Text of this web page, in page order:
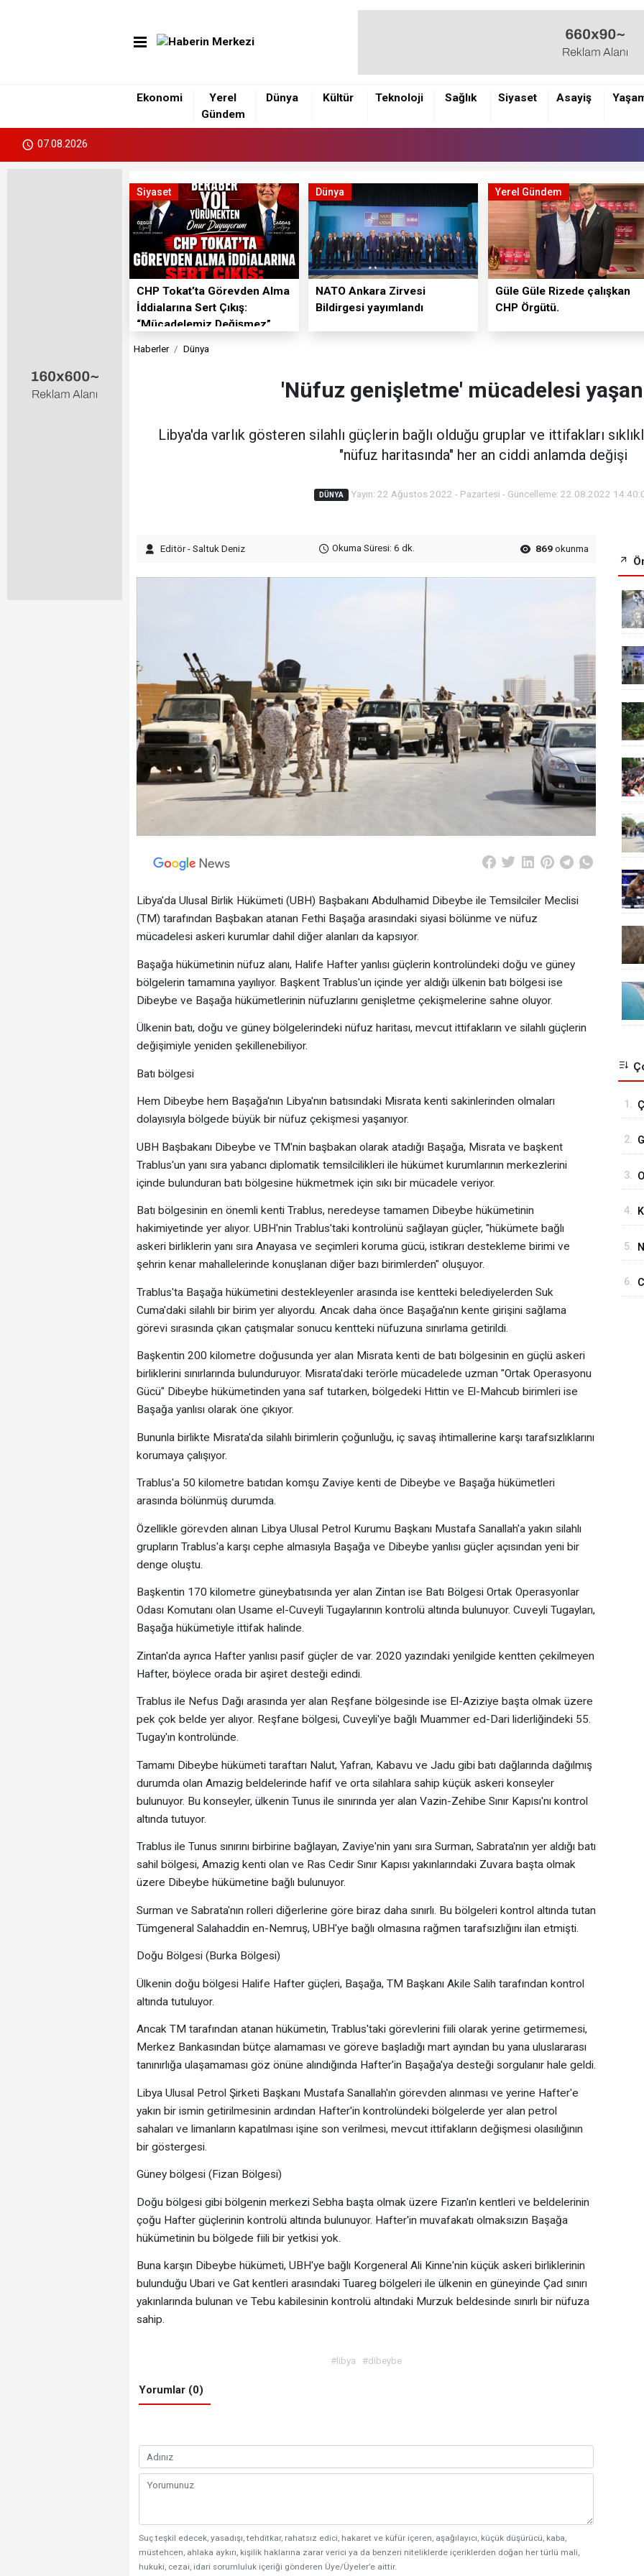
Ekonomi
Yerel
Gündem
Dünya Kültür Teknoloji Sağlık Siyaset Asayiş
07.08.2026
Siyaset
CHP Tokat’ta Görevden Alma
İddialarına Sert Çıkış:
“Mücadelemiz Değişmez”
Dünya
NATO Ankara Zirvesi
Bildirgesi yayımlandı
Yerel Gündem
Güle Güle Rizede çalışkan
CHP Örgütü.
Haberler Dünya
'Nüfuz genişletme' mücadelesi
Libya'da varlık gösteren silahlı güçlerin bağlı olduğu gruplar ve ittifakları
"nüfuz haritasında" her an ciddi anlamda değişi
DÜNYA Yayın: 22 Ağustos 2022 - Pazartesi - Güncelleme: 22.08.2022
Editör - Saltuk Deniz Okuma Süresi: 6 dk. 869okunma
Libya'da Ulusal Birlik Hükümeti (UBH) Başbakanı Abdulhamid Dibeybe ile Temsilciler Meclisi
(TM) tarafından Başbakan atanan Fethi Başağa arasındaki siyasi bölünme ve nüfuz
mücadelesi askeri kurumlar dahil diğer alanları da kapsıyor.
Başağa hükümetinin nüfuz alanı, Halife Hafter yanlısı güçlerin kontrolündeki doğu ve güney
bölgelerin tamamına yayılıyor. Başkent Trablus'un içinde yer aldığı ülkenin batı bölgesi ise
Dibeybe ve Başağa hükümetlerinin nüfuzlarını genişletme çekişmelerine sahne oluyor.
Ülkenin batı, doğu ve güney bölgelerindeki nüfuz haritası, mevcut ittifakların ve silahlı güçlerin
değişimiyle yeniden şekillenebiliyor.
Batı bölgesi
Hem Dibeybe hem Başağa'nın Libya'nın batısındaki Misrata kenti sakinlerinden olmaları
dolayısıyla bölgede büyük bir nüfuz çekişmesi yaşanıyor.
UBH Başbakanı Dibeybe ve TM'nin başbakan olarak atadığı Başağa, Misrata ve başkent
Trablus'un yanı sıra yabancı diplomatik temsilcilikleri ile hükümet kurumlarının merkezlerini
içinde bulunduran batı bölgesine hükmetmek için sıkı bir mücadele veriyor.
Batı bölgesinin en önemli kenti Trablus, neredeyse tamamen Dibeybe hükümetinin
hakimiyetinde yer alıyor. UBH'nin Trablus'taki kontrolünü sağlayan güçler, "hükümete bağlı
askeri birliklerin yanı sıra Anayasa ve seçimleri koruma gücü, istikrarı destekleme birimi ve
şehrin kenar mahallelerinde konuşlanan diğer bazı birimlerden" oluşuyor.
Trablus'ta Başağa hükümetini destekleyenler arasında ise kentteki belediyelerden Suk
Cuma'daki silahlı bir birim yer alıyordu. Ancak daha önce Başağa'nın kente girişini sağlama
görevi sırasında çıkan çatışmalar sonucu kentteki nüfuzuna sınırlama getirildi.
Başkentin 200 kilometre doğusunda yer alan Misrata kenti de batı bölgesinin en güçlü askeri
birliklerini sınırlarında bulunduruyor. Misrata'daki terörle mücadelede uzman "Ortak Operasyonu
Gücü" Dibeybe hükümetinden yana saf tutarken, bölgedeki Hıttin ve El-Mahcub birimleri ise
Başağa yanlısı olarak öne çıkıyor.
Bununla birlikte Misrata'da silahlı birimlerin çoğunluğu, iç savaş ihtimallerine karşı tarafsızlıklarını
korumaya çalışıyor.
Trablus'a 50 kilometre batıdan komşu Zaviye kenti de Dibeybe ve Başağa hükümetleri
arasında bölünmüş durumda.
Özellikle görevden alınan Libya Ulusal Petrol Kurumu Başkanı Mustafa Sanallah'a yakın silahlı
grupların Trablus'a karşı cephe almasıyla Başağa ve Dibeybe yanlısı güçler açısından yeni bir
denge oluştu.
Başkentin 170 kilometre güneybatısında yer alan Zintan ise Batı Bölgesi Ortak Operasyonlar
Odası Komutanı olan Usame el-Cuveyli Tugaylarının kontrolü altında bulunuyor. Cuveyli Tugayları,
Başağa hükümetiyle ittifak halinde.
Zintan'da ayrıca Hafter yanlısı pasif güçler de var. 2020 yazındaki yenilgide kentten çekilmeyen
Hafter, böylece orada bir aşiret desteği edindi.
Trablus ile Nefus Dağı arasında yer alan Reşfane bölgesinde ise El-Aziziye başta olmak üzere
pek çok belde yer alıyor. Reşfane bölgesi, Cuveyli'ye bağlı Muammer ed-Dari liderliğindeki 55.
Tugay'ın kontrolünde.
Tamamı Dibeybe hükümeti taraftarı Nalut, Yafran, Kabavu ve Jadu gibi batı dağlarında dağılmış
durumda olan Amazig beldelerinde hafif ve orta silahlara sahip küçük askeri konseyler
bulunuyor. Bu konseyler, ülkenin Tunus ile sınırında yer alan Vazin-Zehibe Sınır Kapısı'nı kontrol
altında tutuyor.
Trablus ile Tunus sınırını birbirine bağlayan, Zaviye'nin yanı sıra Surman, Sabrata'nın yer aldığı batı
sahil bölgesi, Amazig kenti olan ve Ras Cedir Sınır Kapısı yakınlarındaki Zuvara başta olmak
üzere Dibeybe hükümetine bağlı bulunuyor.
Surman ve Sabrata'nın rolleri diğerlerine göre biraz daha sınırlı. Bu bölgeleri kontrol altında tutan
Tümgeneral Salahaddin en-Nemruş, UBH'ye bağlı olmasına rağmen tarafsızlığını ilan etmişti.
Doğu Bölgesi (Burka Bölgesi)
Ülkenin doğu bölgesi Halife Hafter güçleri, Başağa, TM Başkanı Akile Salih tarafından kontrol
altında tutuluyor.
Ancak TM tarafından atanan hükümetin, Trablus'taki görevlerini fiili olarak yerine getirmemesi,
Merkez Bankasından bütçe alamaması ve göreve başladığı mart ayından bu yana uluslararası
tanınırlığa ulaşamaması göz önüne alındığında Hafter'in Başağa'ya desteği sorgulanır hale geldi.
Libya Ulusal Petrol Şirketi Başkanı Mustafa Sanallah'ın görevden alınması ve yerine Hafter'e
yakın bir ismin getirilmesinin ardından Hafter'in kontrolündeki bölgelerde yer alan petrol
sahaları ve limanların kapatılması işine son verilmesi, mevcut ittifakların değişmesi olasılığının
bir göstergesi.
Güney bölgesi (Fizan Bölgesi)
Doğu bölgesi gibi bölgenin merkezi Sebha başta olmak üzere Fizan'ın kentleri ve beldelerinin
çoğu Hafter güçlerinin kontrolü altında bulunuyor. Hafter'in muvafakatı olmaksızın Başağa
hükümetinin bu bölgede fiili bir yetkisi yok.
Buna karşın Dibeybe hükümeti, UBH'ye bağlı Korgeneral Ali Kinne'nin küçük askeri birliklerinin
bulunduğu Ubari ve Gat kentleri arasındaki Tuareg bölgeleri ile ülkenin en güneyinde Çad sınırı
yakınlarında bulunan ve Tebu kabilesinin kontrolü altındaki Murzuk beldesinde sınırlı bir nüfuza
sahip.
#libya #dibeybe
Yorumlar (0)
Suç teşkil edecek, yasadışı, tehditkar, rahatsız edici, hakaret ve küfür içeren, aşağılayıcı, küçük düşürücü, kaba,
müstehcen, ahlaka aykırı, kişilik haklarına zarar verici ya da benzeri niteliklerde içeriklerden doğan her türlü mali,
hukuki, cezai, idari sorumluluk içeriği gönderen Üye/Üyeler’e aittir.
1.
2.
3.
4.
5.
6.